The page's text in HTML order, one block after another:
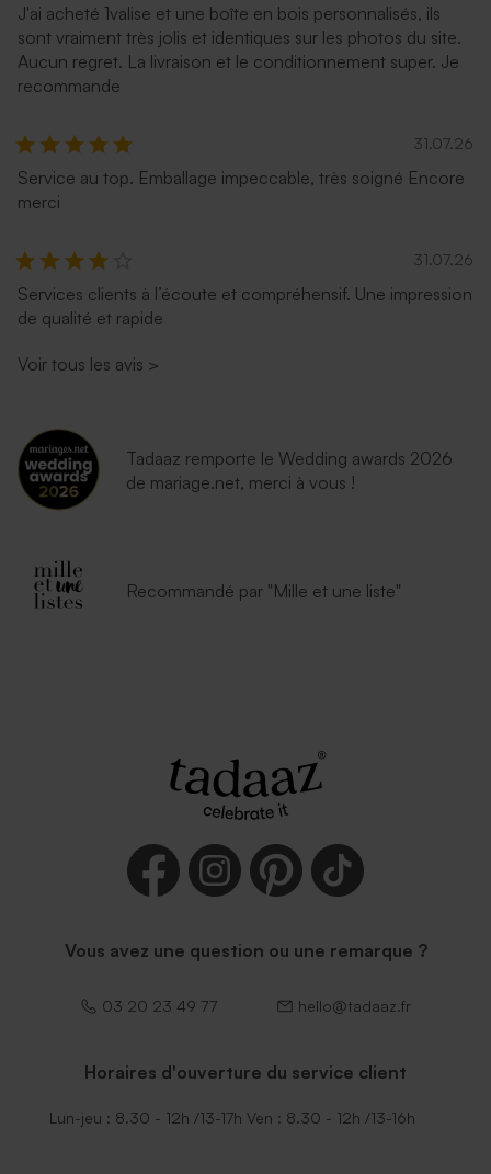
J'ai acheté 1valise et une boîte en bois personnalisés, ils
sont vraiment très jolis et identiques sur les photos du site.
Aucun regret. La livraison et le conditionnement super. Je
recommande
31.07.26
Service au top. Emballage impeccable, très soigné Encore
merci
31.07.26
Services clients à l’écoute et compréhensif. Une impression
de qualité et rapide
Voir tous les avis >
Tadaaz remporte le Wedding awards 2026
de mariage.net, merci à vous !
Recommandé par "Mille et une liste"
Vous avez une question ou une remarque ?
03 20 23 49 77 hello@tadaaz.fr
Horaires d'ouverture du service client
Lun-jeu : 8.30 - 12h /13-17h Ven : 8.30 - 12h /13-16h